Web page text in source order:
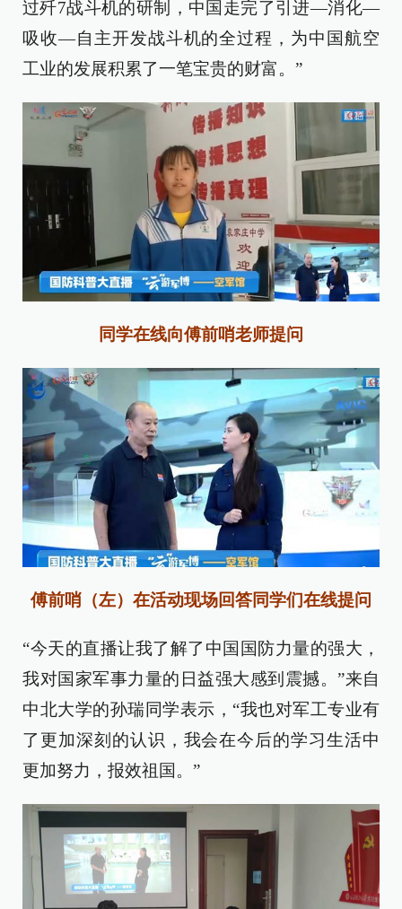
过歼7战斗机的研制，中国走完了引进—消化—
吸收—自主开发战斗机的全过程，为中国航空
工业的发展积累了一笔宝贵的财富。”
同学在线向傅前哨老师提问
傅前哨（左）在活动现场回答同学们在线提问
“今天的直播让我了解了中国国防力量的强大，
我对国家军事力量的日益强大感到震撼。”来自
中北大学的孙瑞同学表示，“我也对军工专业有
了更加深刻的认识，我会在今后的学习生活中
更加努力，报效祖国。”